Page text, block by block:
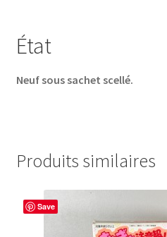
État
Neuf sous sachet scellé.
Produits similaires
Save